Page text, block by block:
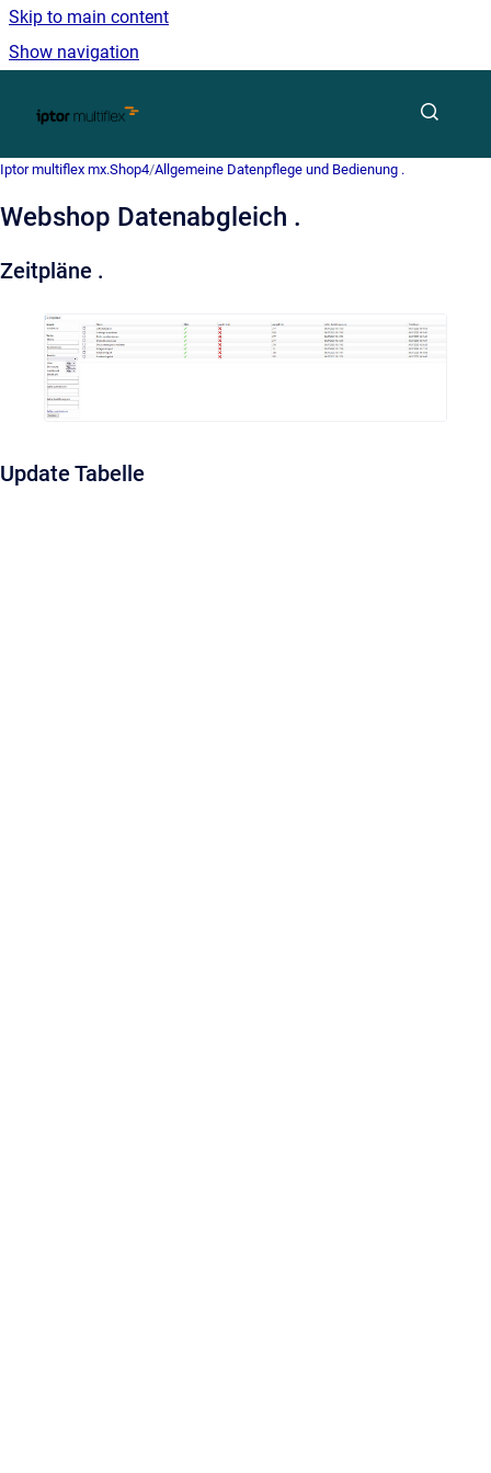
Skip to main content
Show navigation
Iptor multiflex mx.Shop4/Allgemeine Datenpflege und Bedienung .
Webshop Datenabgleich .
Zeitpläne .
Update Tabelle